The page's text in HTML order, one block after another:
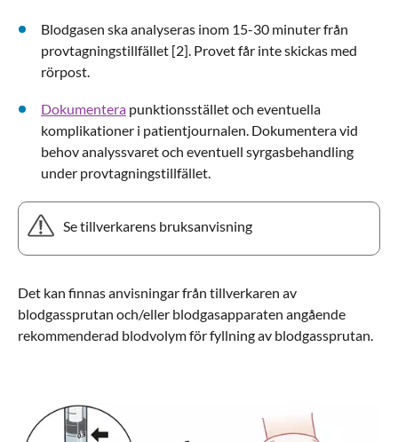
Blodgasen ska analyseras inom 15-30 minuter från
provtagningstillfället [2]. Provet får inte skickas med
rörpost.
Dokumentera punktionsstället och eventuella
komplikationer i patientjournalen. Dokumentera vid
behov analyssvaret och eventuell syrgasbehandling
under provtagningstillfället.
Se tillverkarens bruksanvisning
Det kan finnas anvisningar från tillverkaren av
blodgassprutan och/eller blodgasapparaten angående
rekommenderad blodvolym för fyllning av blodgassprutan.